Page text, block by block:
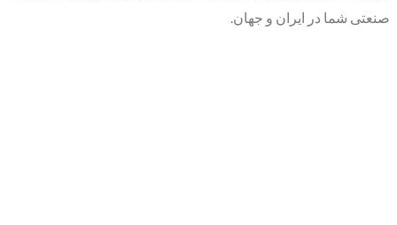
صنعتی شما در ایران و جهان.